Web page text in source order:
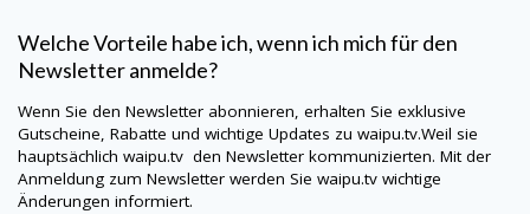
Welche Vorteile habe ich, wenn ich mich für den
Newsletter anmelde?
Wenn Sie den Newsletter abonnieren, erhalten Sie exklusive
Gutscheine, Rabatte und wichtige Updates zu waipu.tv.Weil sie
hauptsächlich waipu.tv den Newsletter kommunizierten. Mit der
Anmeldung zum Newsletter werden Sie waipu.tv wichtige
Änderungen informiert.